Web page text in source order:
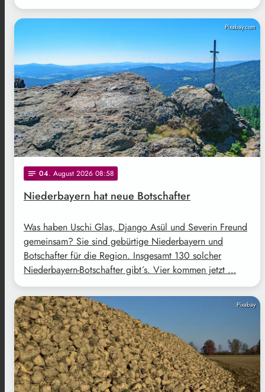
Pixabay.com
notes 04. August 2026 08:58
Niederbayern hat neue Botschafter
Was haben Uschi Glas, Django Asül und Severin Freund
gemeinsam? Sie sind gebürtige Niederbayern und
Botschafter für die Region. Insgesamt 130 solcher
Niederbayern-Botschafter gibt´s. Vier kommen jetzt …
Pixabay